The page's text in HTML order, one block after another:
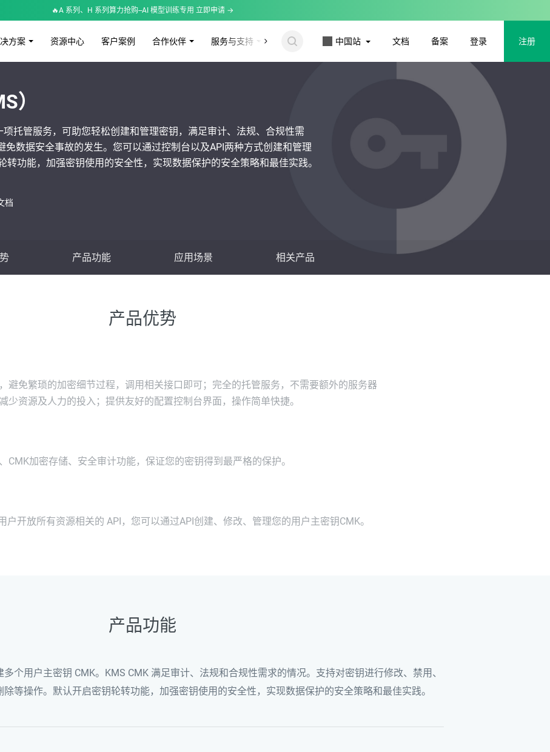
🔥A 系列、H 系列算力抢购--AI 模型训练专用 立即申请 →
方案 资源中心 客户案例 合作伙伴 服务与支持 更多 中国站 文档 备案 登录 注册
）
托管服务，可助您轻松创建和管理密钥，满足审计、法规、合规性需
免数据安全事故的发生。您可以通过控制台以及API两种方式创建和管理
转功能，加强密钥使用的安全性，实现数据保护的安全策略和最佳实践。
档
产品功能 应用场景 相关产品
产品优势
避免繁琐的加密细节过程，调用相关接口即可；完全的托管服务，不需要额外的服务器
少资源及人力的投入；提供友好的配置控制台界面，操作简单快捷。
CMK加密存储、安全审计功能，保证您的密钥得到最严格的保护。
户开放所有资源相关的 API，您可以通过API创建、修改、管理您的用户主密钥CMK。
产品功能
多个用户主密钥 CMK。KMS CMK 满足审计、法规和合规性需求的情况。支持对密钥进行修改、禁用、
除等操作。默认开启密钥轮转功能，加强密钥使用的安全性，实现数据保护的安全策略和最佳实践。